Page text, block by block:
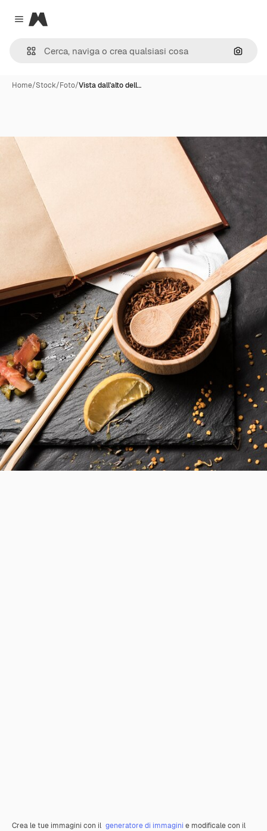
Close menu
Magnific
Cerca
Home/Stock/Foto/Vista dall'alto dell…
Crea le tue immagini con il generatore di immagini e modificale con il